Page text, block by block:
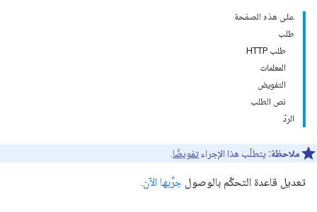
على هذه الصفحة
طلب
طلب HTTP
المعلمات
التفويض
نص الطلب
الردّ
ملاحظة: يتطلّب هذا الإجراء تفويضًا
تعديل قاعدة التحكّم بالوصول جرِّبها الآن.